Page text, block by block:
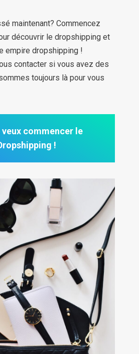
maintenant? Commencez
découvrir le dropshipping et
empire dropshipping !
contacter si vous avez des
toujours là pour vous
veux commencer le
!